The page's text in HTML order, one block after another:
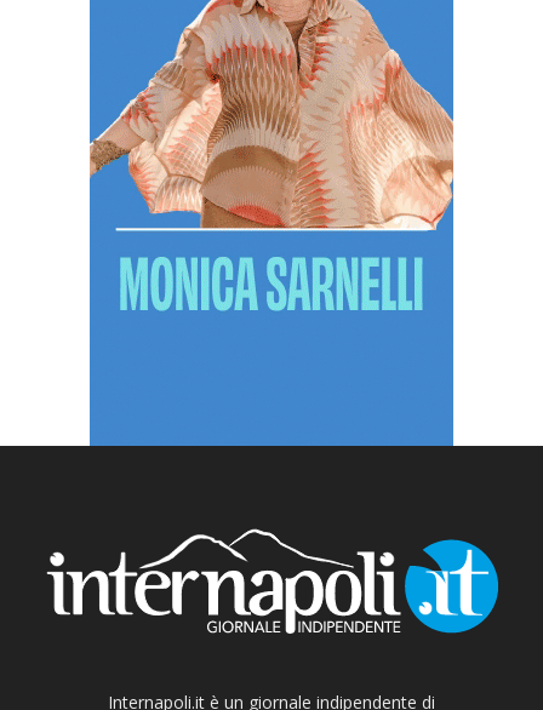
Internapoli.it è un giornale indipendente di